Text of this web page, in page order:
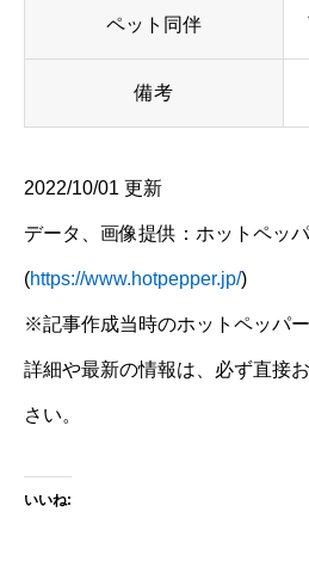
ペット同伴
備考
2022/10/01 更新
データ、画像提供：ホットペッ
(https://www.hotpepper.jp/)
※記事作成当時のホットペッパ
詳細や最新の情報は、必ず直接
さい。
いいね: